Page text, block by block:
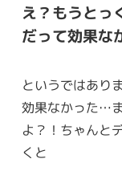
え？もうとっ
だって効果な
というではあり
効果なかった…
よ？！ちゃんと
くと